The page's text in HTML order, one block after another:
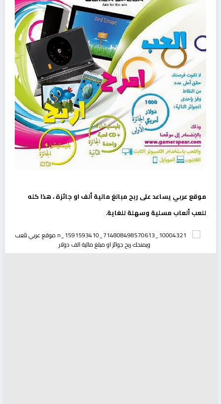
موقع عربي يساعد على ربح مبالغ مالية ألف او جائزة ، هذا كله
للعب ألعاب مسلية وسهلة للغاية.